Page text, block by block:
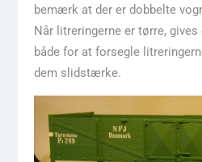
bemærk at der er dobbelte
Når litreringerne er tørre,
både for at forsegle
dem slidstærke.